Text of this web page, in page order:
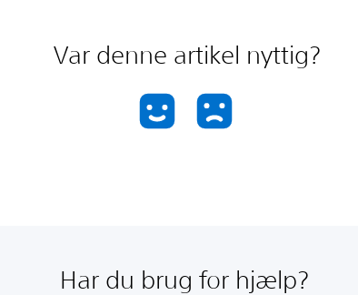
Var denne artikel nyttig?
Har du brug for hjælp?